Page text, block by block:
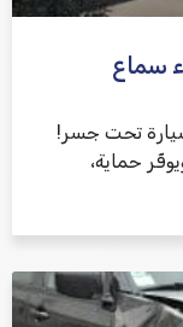
משוב
سماع
تحت جسر!
حماية،